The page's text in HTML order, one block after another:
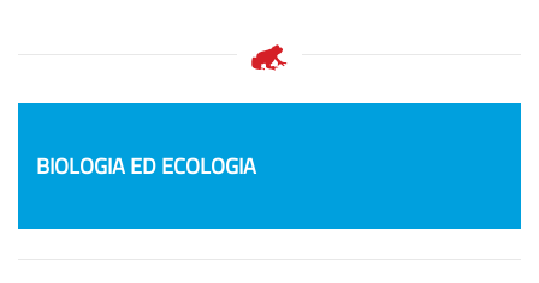
BIOLOGIA ED ECOLOGIA